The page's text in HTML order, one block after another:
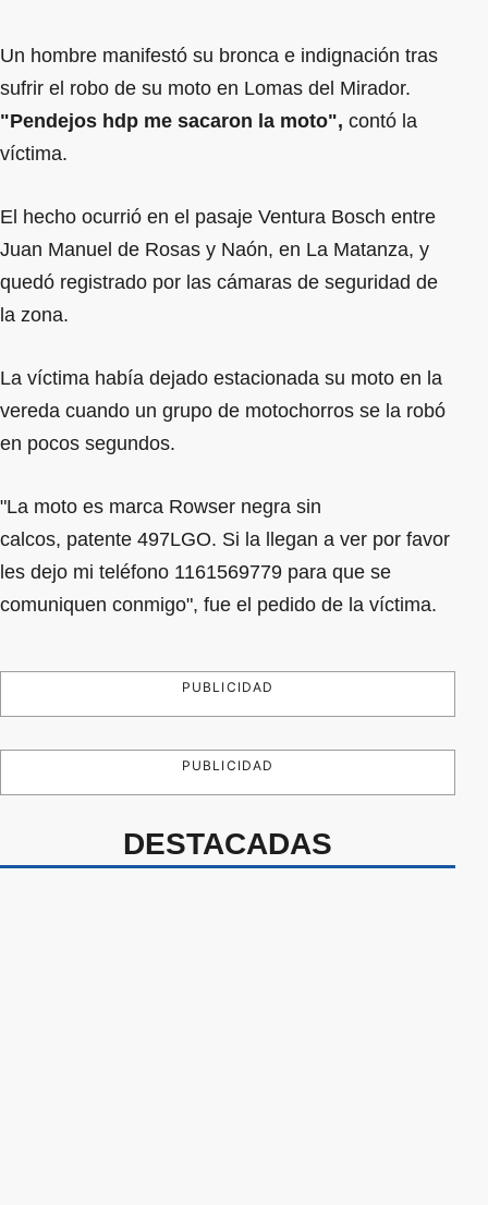
Un hombre manifestó su bronca e indignación tras
sufrir el robo de su moto en Lomas del Mirador.
"Pendejos hdp me sacaron la moto", contó la
víctima.
El hecho ocurrió en el pasaje Ventura Bosch entre
Juan Manuel de Rosas y Naón, en La Matanza, y
quedó registrado por las cámaras de seguridad de
la zona.
La víctima había dejado estacionada su moto en la
vereda cuando un grupo de motochorros se la robó
en pocos segundos.
"La moto es marca Rowser negra sin
calcos, patente 497LGO. Si la llegan a ver por favor
les dejo mi teléfono 1161569779 para que se
comuniquen conmigo", fue el pedido de la víctima.
PUBLICIDAD
PUBLICIDAD
DESTACADAS